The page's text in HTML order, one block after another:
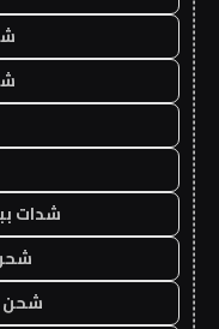
شدات
شحن